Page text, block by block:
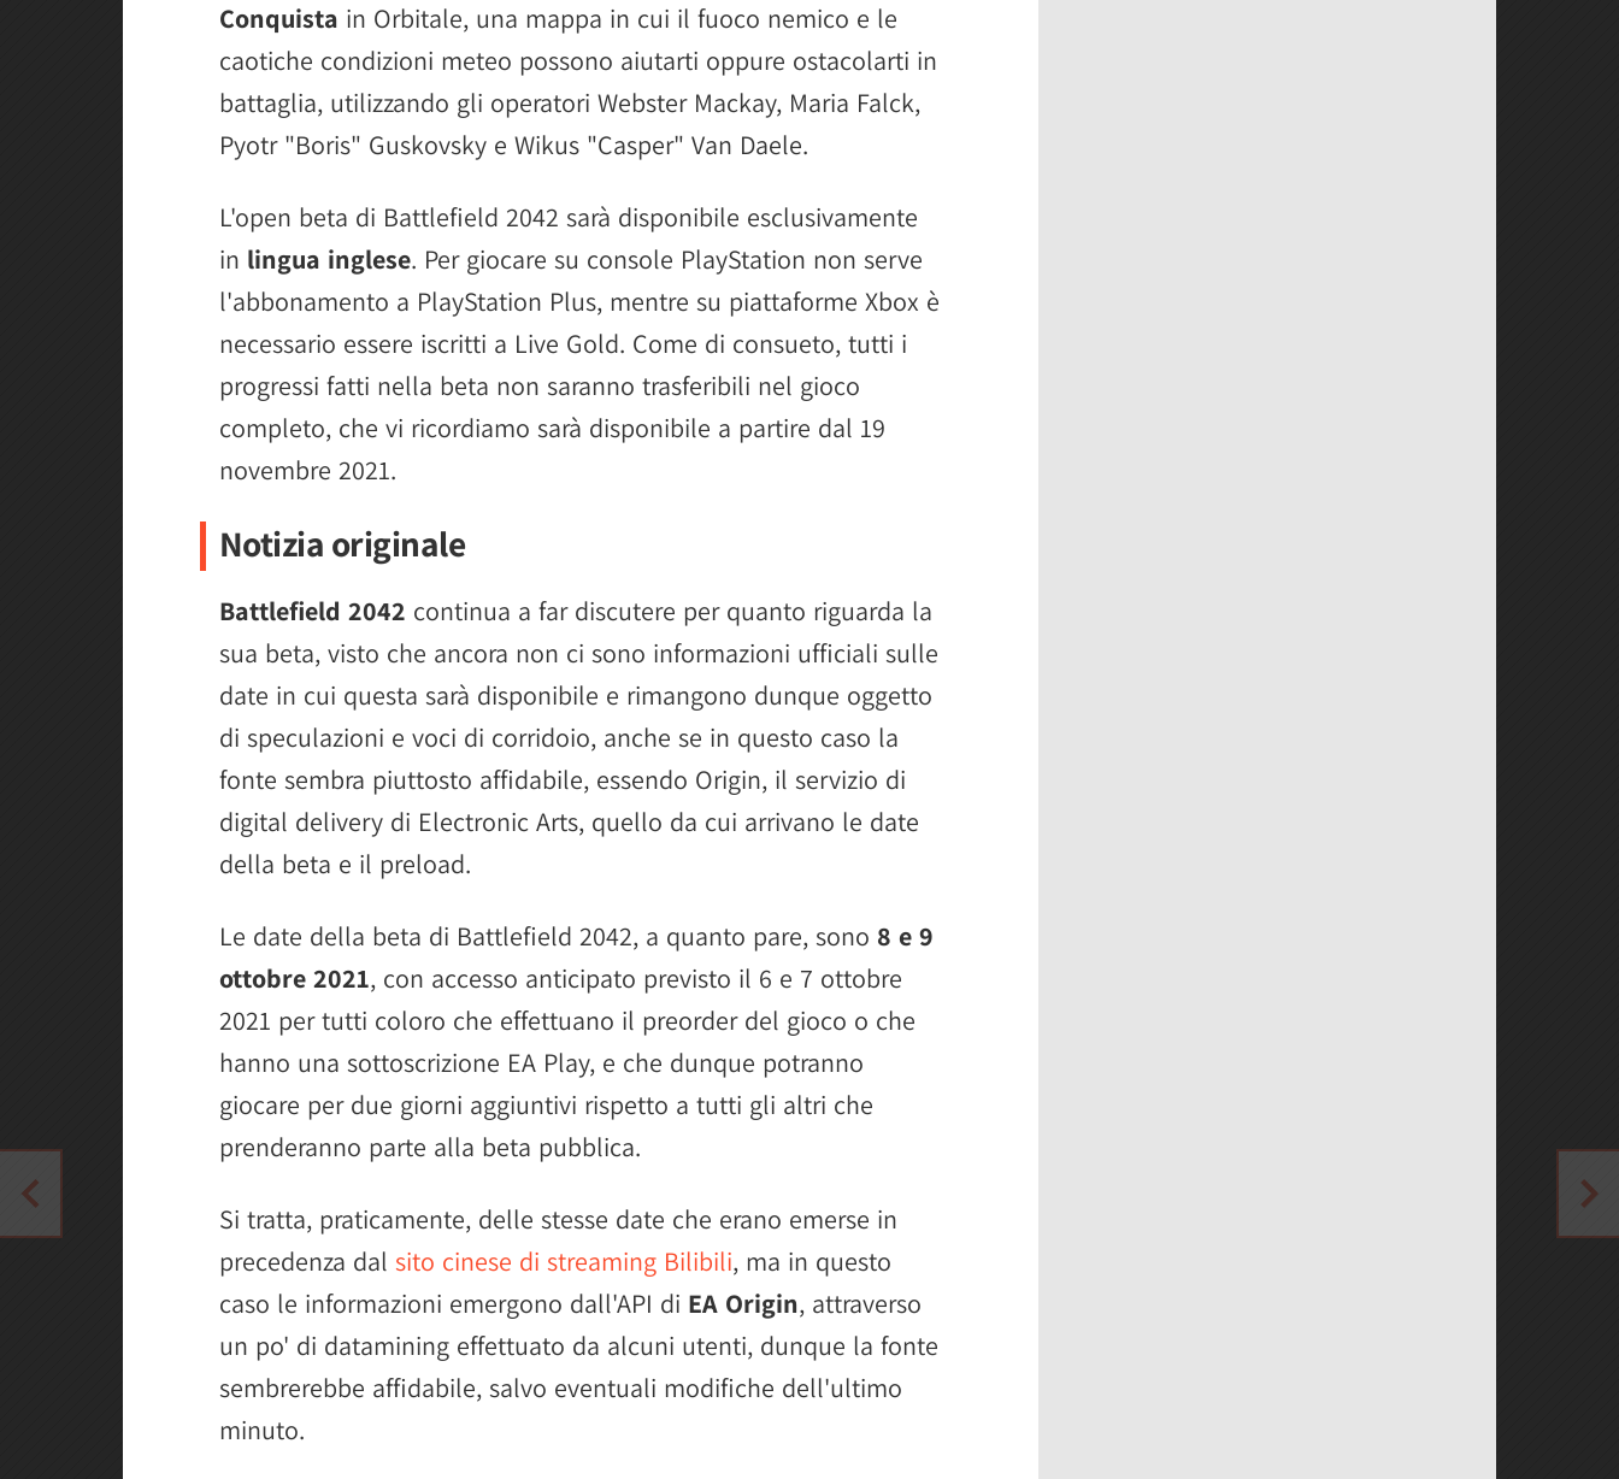
Conquista in Orbitale, una mappa in cui il fuoco nemico e le
caotiche condizioni meteo possono aiutarti oppure ostacolarti in
battaglia, utilizzando gli operatori Webster Mackay, Maria Falck,
Pyotr "Boris" Guskovsky e Wikus "Casper" Van Daele.
L'open beta di Battlefield 2042 sarà disponibile esclusivamente
in lingua inglese. Per giocare su console PlayStation non serve
l'abbonamento a PlayStation Plus, mentre su piattaforme Xbox è
necessario essere iscritti a Live Gold. Come di consueto, tutti i
progressi fatti nella beta non saranno trasferibili nel gioco
completo, che vi ricordiamo sarà disponibile a partire dal 19
novembre 2021.
Notizia originale
Battlefield 2042 continua a far discutere per quanto riguarda la
sua beta, visto che ancora non ci sono informazioni ufficiali sulle
date in cui questa sarà disponibile e rimangono dunque oggetto
di speculazioni e voci di corridoio, anche se in questo caso la
fonte sembra piuttosto affidabile, essendo Origin, il servizio di
digital delivery di Electronic Arts, quello da cui arrivano le date
della beta e il preload.
Le date della beta di Battlefield 2042, a quanto pare, sono 8 e 9
ottobre 2021, con accesso anticipato previsto il 6 e 7 ottobre
2021 per tutti coloro che effettuano il preorder del gioco o che
hanno una sottoscrizione EA Play, e che dunque potranno
giocare per due giorni aggiuntivi rispetto a tutti gli altri che
prenderanno parte alla beta pubblica.
Si tratta, praticamente, delle stesse date che erano emerse in
precedenza dal sito cinese di streaming Bilibili, ma in questo
caso le informazioni emergono dall'API di EA Origin, attraverso
un po' di datamining effettuato da alcuni utenti, dunque la fonte
sembrerebbe affidabile, salvo eventuali modifiche dell'ultimo
minuto.